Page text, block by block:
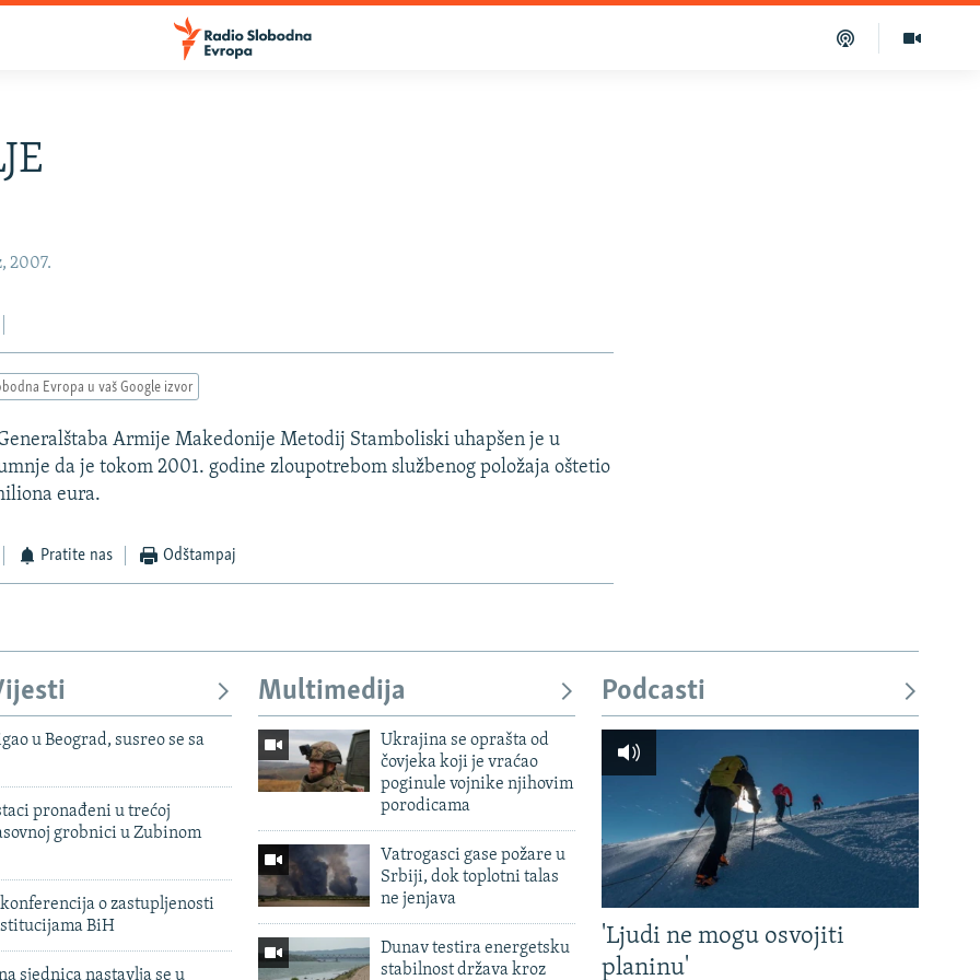
2007.
Evropa u vaš Google izvor
Armije Makedonije Metodij Stamboliski uhapšen je u
da je tokom 2001. godine zloupotrebom službenog položaja oštetio
eura.
Pratite nas Odštampaj
u Beograd, susreo se sa
pronađeni u trećoj
grobnici u Zubinom
o zastupljenosti
BiH
sjednica nastavlja se u
Multimedija
Ukrajina se oprašta od
čovjeka koji je vraćao
poginule vojnike njihovim
porodicama
Vatrogasci gase požare u
Srbiji, dok toplotni talas
ne jenjava
Dunav testira energetsku
stabilnost država kroz
Podcasti
'Ljudi ne mogu osvojiti
planinu'